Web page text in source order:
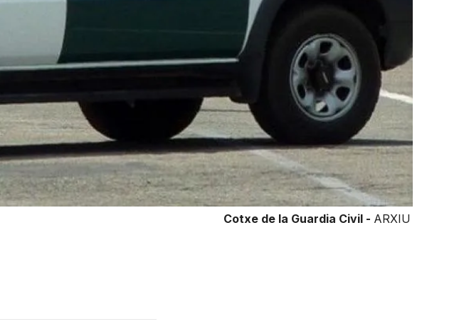
Cotxe de la Guardia Civil - ARXIU